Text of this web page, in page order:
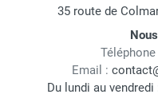
35 route de
Téléphone
Email :
Du lundi au vendredi